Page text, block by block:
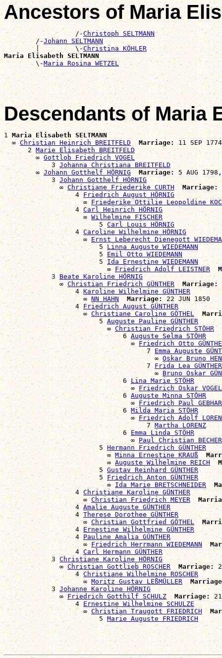
Ancestors of Maria
                  /-
Christoph SELTMANN
        /-
Johann SELTMANN
        |         \-
Christina KÖHLER
Maria Elisabeth SELTMANN
\-Maria Rosina WETZEL
Descendants of Maria
1 Maria Elisabeth SELTMANN
  ∞
Christian Heinrich BREITFELD Marriage:
11 SEP
      2
Marie Elisabeth BREITFELD
        ∞
Gottlob Friedrich VOGEL
            3
Johanna Christiana BREITFELD
        ∞
Johann Gotthelf HÖRNIG Marriage:
5 AUG
            3
Johann Gotthelf HÖRNIG
              ∞
Christiane Friederike CURTH Marriage:
                  4
Friedrich August HÖRNIG
                    ∞
Friederike Ottilie Leopoldine
                  4
Carl Heinrich HÖRNIG
                    ∞
Wilhelmine FISCHER
                        5
Carl Louis HÖRNIG
                  4
Caroline Wilhelmine HÖRNIG
                    ∞
Ernst Leberecht Dienegott
                        5
Linna Auguste WIEDEMANN
                        5
Emil Otto WIEDEMANN
                        5
Ida Ernestine WIEDEMANN
                          ∞
Friedrich Adolf LEISTNER
            3
Beate Karoline HÖRNIG
              ∞
Christian Friedrich GÜNTHER Marriage:
                  4
Karoline Wilhelmine GÜNTHER
                    ∞
NN HAHN Marriage:
22 JUN 1850
                  4
Friedrich August GÜNTHER
                    ∞
Christiane Caroline GÖTHEL
                        5
Auguste Pauline GÜNTHER
                          ∞
Christian Friedrich STÖHR
                              6
Auguste Selma STÖHR
                                ∞
Friedrich Otto
                                    7
Emma Auguste
                                      ∞
Oskar Bruno
                                    7
Frida Lea GÜNTHER
                                      ∞
Bruno Oskar
                              6
Lina Marie STÖHR
                                ∞
Friedrich Oskar VOGEL
                              6
Auguste Minna STÖHR
                                ∞
Friedrich Paul
                              6
Milda Maria STÖHR
                                ∞
Friedrich Adolf
                                    7
Martha LORENZ
                              6
Emma Linda STÖHR
                                ∞
Paul Christian BECHER
                        5
Hermann Friedrich GÜNTHER
                          ∞
Minna Ernestine KRAUß
                          ∞
Auguste Wilhelmine REICH
                        5
Gustav Reinhard GÜNTHER
                        5
Friedrich Anton GÜNTHER
                          ∞
Ida Marie BRETSCHNEIDER
                  4
Christiane Karoline GÜNTHER
                    ∞
Christian Friedrich MEYER
                  4
Amalie Auguste GÜNTHER
                  4
Therese Dorothee GÜNTHER
                    ∞
Christian Gottfried GÖTHEL
                  4
Ernestine Wilhelmine GÜNTHER
                  4
Pauline Amalia GÜNTHER
                    ∞
Friedrich Herrmann WIEDEMANN
                  4
Carl Hermann GÜNTHER
            3
Christiane Karoline HÖRNIG
              ∞
Christian Gottlieb ROSCHER Marriage:
                  4
Christiane Wilhelmine ROSCHER
                    ∞
Moritz Gustav LEßMÜLLER
            3
Johanne Karoline HÖRNIG
              ∞
Friedrich Gotthilf SCHULZ Marriage:
                  4
Ernestine Wilhelmine SCHULZE
                    ∞
Christian Traugott FRIEDRICH
                        5
Marie Auguste FRIEDRICH